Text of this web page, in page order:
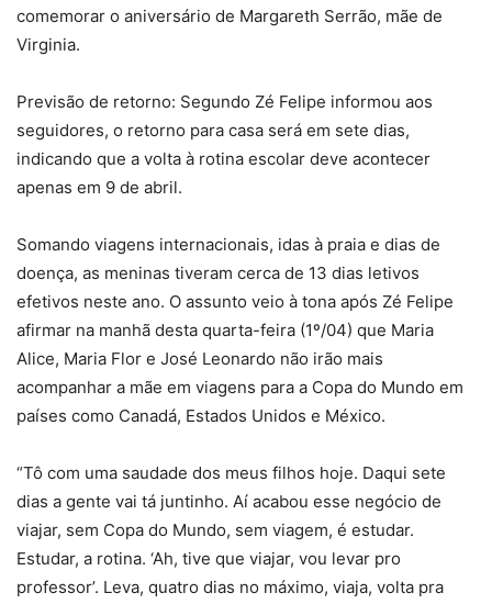
comemorar o aniversário de Margareth Serrão, mãe de
Virginia.
Previsão de retorno: Segundo Zé Felipe informou aos
seguidores, o retorno para casa será em sete dias,
indicando que a volta à rotina escolar deve acontecer
apenas em 9 de abril.
Somando viagens internacionais, idas à praia e dias de
doença, as meninas tiveram cerca de 13 dias letivos
efetivos neste ano. O assunto veio à tona após Zé Felipe
afirmar na manhã desta quarta-feira (1º/04) que Maria
Alice, Maria Flor e José Leonardo não irão mais
acompanhar a mãe em viagens para a Copa do Mundo em
países como Canadá, Estados Unidos e México.
“Tô com uma saudade dos meus filhos hoje. Daqui sete
dias a gente vai tá juntinho. Aí acabou esse negócio de
viajar, sem Copa do Mundo, sem viagem, é estudar.
Estudar, a rotina. ‘Ah, tive que viajar, vou levar pro
professor’. Leva, quatro dias no máximo, viaja, volta pra